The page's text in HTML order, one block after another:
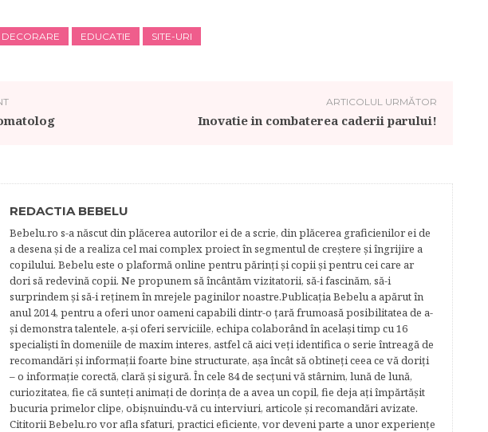
DECORARE EDUCATIE SITE-URI
ARTICOLUL URMĂTOR
Inovatie in combaterea caderii parului!
REDACTIA BEBELU
Bebelu.ro s-a născut din plăcerea autorilor ei de a scrie, din plăcerea graficienilor ei de
a desena şi de a realiza cel mai complex proiect în segmentul de creştere şi îngrijire a
copilului. Bebelu este o plaformă online pentru părinţi şi copii şi pentru cei care ar
dori să redevină copii. Ne propunem să încântăm vizitatorii, să-i fascinăm, să-i
surprindem şi să-i reţinem în mrejele paginilor noastre.​ Publicația Bebelu a apărut în
anul 2014, pentru a oferi unor oameni capabili dintr-o ţară frumoasă posibilitatea de a-
şi demonstra talentele, a-şi oferi serviciile, echipa colaborând în acelaşi timp cu 16
specialişti în domeniile de maxim interes, astfel că aici veţi identifica o serie întreagă de
recomandări şi informaţii foarte bine structurate, aşa încât să obtineţi ceea ce vă doriţi
– o informaţie corectă, clară şi sigură. În cele 84 de secțuni vă stârnim, lună de lună,
curiozitatea, fie că sunteţi animaţi de dorinţa de a avea un copil, fie deja aţi împărtăşit
bucuria primelor clipe, obişnuindu-vă cu interviuri, articole şi recomandări avizate.
Cititorii Bebelu.ro vor afla sfaturi, practici eficiente, vor deveni parte a unor experienţe